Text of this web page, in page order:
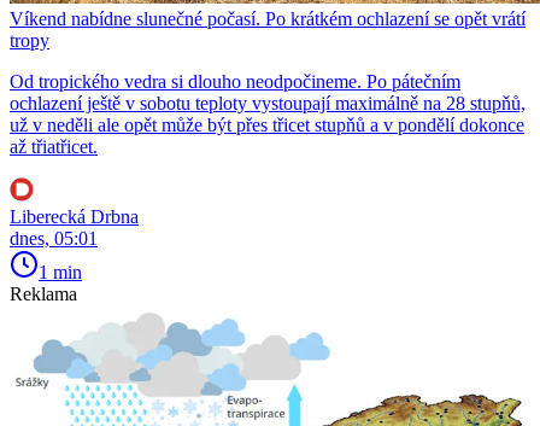
Víkend nabídne slunečné počasí. Po krátkém ochlazení se opět vrátí
tropy
Od tropického vedra si dlouho neodpočineme. Po pátečním
ochlazení ještě v sobotu teploty vystoupají maximálně na 28 stupňů,
už v neděli ale opět může být přes třicet stupňů a v pondělí dokonce
až třiatřicet.
Liberecká Drbna
dnes, 05:01
1 min
Reklama